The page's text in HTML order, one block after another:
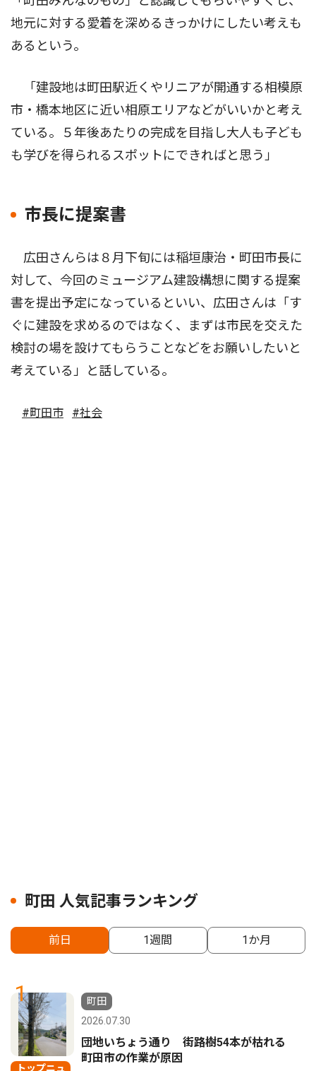
地元に対する愛着を深めるきっかけにしたい考えも
あるという。
「建設地は町田駅近くやリニアが開通する相模原
市・橋本地区に近い相原エリアなどがいいかと考え
ている。５年後あたりの完成を目指し大人も子ども
も学びを得られるスポットにできればと思う」
市長に提案書
広田さんらは８月下旬には稲垣康治・町田市長に
対して、今回のミュージアム建設構想に関する提案
書を提出予定になっているといい、広田さんは「す
ぐに建設を求めるのではなく、まずは市民を交えた
検討の場を設けてもらうことなどをお願いしたいと
考えている」と話している。
#町田市 #社会
町田 人気記事ランキング
前日 1週間 1か月
1
トップニュ
町田
2026.07.30
団地いちょう通り 街路樹54本が枯れる
町田市の作業が原因